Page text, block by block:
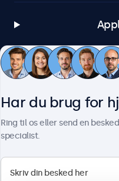
Har du brug for
Ring til os eller send en
specialist.